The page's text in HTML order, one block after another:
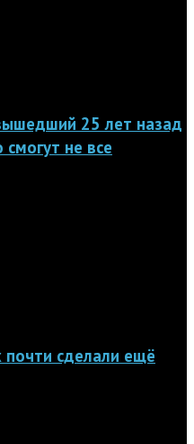
25 лет назад
смогут не все
сделали ещё